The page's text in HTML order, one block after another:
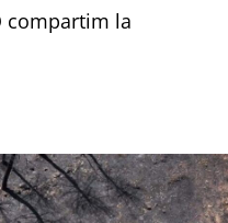
compartim la